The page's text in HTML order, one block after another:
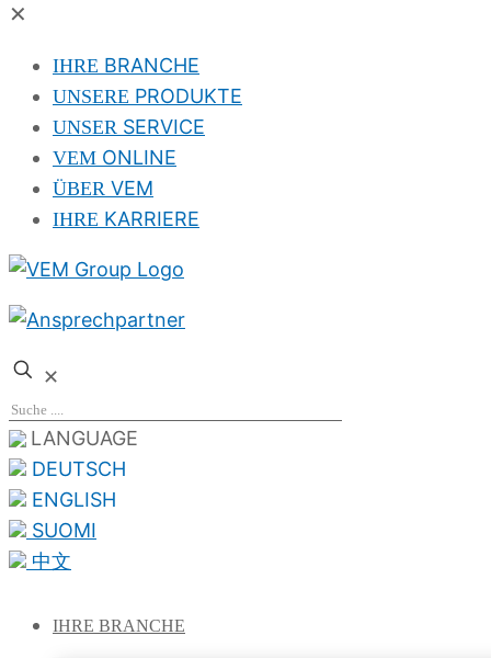
✕
IHRE BRANCHE
UNSERE PRODUKTE
UNSER SERVICE
VEM ONLINE
ÜBER VEM
IHRE KARRIERE
✕
LANGUAGE
DEUTSCH
ENGLISH
SUOMI
中文
IHRE BRANCHE